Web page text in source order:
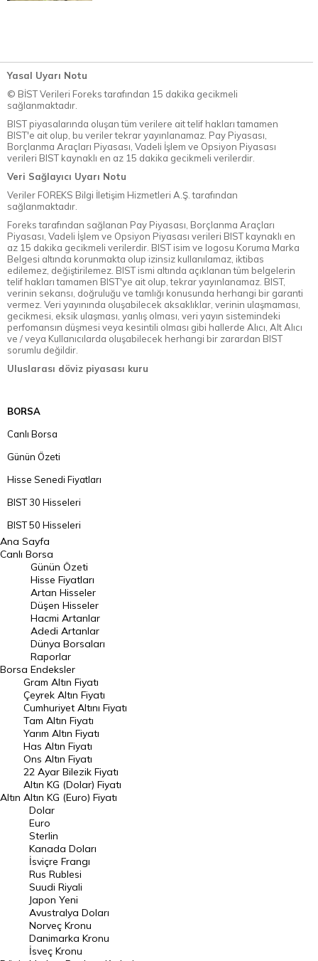
Yasal Uyarı Notu
© BİST Verileri Foreks tarafından 15 dakika gecikmeli
sağlanmaktadır.
BIST piyasalarında oluşan tüm verilere ait telif hakları tamamen
BIST'e ait olup, bu veriler tekrar yayınlanamaz. Pay Piyasası,
Borçlanma Araçları Piyasası, Vadeli İşlem ve Opsiyon Piyasası
verileri BIST kaynaklı en az 15 dakika gecikmeli verilerdir.
Veri Sağlayıcı Uyarı Notu
Veriler FOREKS Bilgi İletişim Hizmetleri A.Ş. tarafından
sağlanmaktadır.
Foreks tarafından sağlanan Pay Piyasası, Borçlanma Araçları
Piyasası, Vadeli İşlem ve Opsiyon Piyasası verileri BIST kaynaklı en
az 15 dakika gecikmeli verilerdir. BIST isim ve logosu Koruma Marka
Belgesi altında korunmakta olup izinsiz kullanılamaz, iktibas
edilemez, değiştirilemez. BIST ismi altında açıklanan tüm belgelerin
telif hakları tamamen BIST'ye ait olup, tekrar yayınlanamaz. BIST,
verinin sekansı, doğruluğu ve tamlığı konusunda herhangi bir garanti
vermez. Veri yayınında oluşabilecek aksaklıklar, verinin ulaşmaması,
gecikmesi, eksik ulaşması, yanlış olması, veri yayın sistemindeki
perfomansın düşmesi veya kesintili olması gibi hallerde Alıcı, Alt Alıcı
ve / veya Kullanıcılarda oluşabilecek herhangi bir zarardan BIST
sorumlu değildir.
Uluslarası döviz piyasası kuru
BORSA
Canlı Borsa
Günün Özeti
Hisse Senedi Fiyatları
BIST 30 Hisseleri
BIST 50 Hisseleri
BIST 100 Hisseleri
En Çok Artan Hisseler
En Çok Düşen Hisseler
Hacmi Artanlar
Geçmiş Kapanışlar
Dünya Borsaları
Raporlar
Endeksler
DÖVİZ
Döviz Kuru
Dolar Kuru
Euro Kuru
Pound Kuru
Frank Kuru
Riyal Kuru
Avustralya Doları
Danimarka Kronu Kuru
Kanada Doları Kuru
Ana Sayfa
Canlı Borsa
Borsa
Günün Özeti
Hisse Fiyatları
Artan Hisseler
Düşen Hisseler
Hacmi Artanlar
Adedi Artanlar
Dünya Borsaları
Raporlar
Endeksler
Altın
Gram Altın Fiyatı
Çeyrek Altın Fiyatı
Cumhuriyet Altını Fiyatı
Tam Altın Fiyatı
Yarım Altın Fiyatı
Has Altın Fiyatı
Ons Altın Fiyatı
22 Ayar Bilezik Fiyatı
Altın KG (Dolar) Fiyatı
Altın KG (Euro) Fiyatı
Dolar
Euro
Sterlin
Kanada Doları
İsviçre Frangı
Rus Rublesi
Suudi Riyali
Japon Yeni
Avustralya Doları
Norveç Kronu
Danimarka Kronu
İsveç Kronu